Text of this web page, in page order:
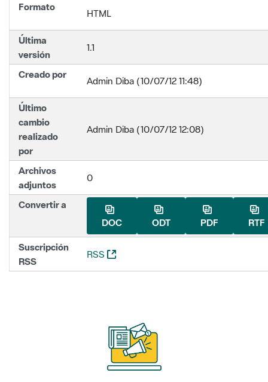
Formato
HTML
Última
versión
1.1
Creado por
Admin Diba (10/07/12 11:48)
Último
cambio
realizado
por
Admin Diba (10/07/12 12:08)
Archivos
adjuntos
0
Convertir a
DOC
ODT PDF RTF
Suscripción
RSS
RSS (Abre una nueva ventana)